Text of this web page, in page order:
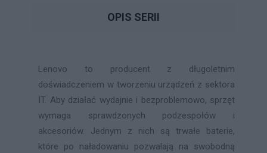
OPIS SERII
Lenovo to producent z długoletnim
doświadczeniem w tworzeniu urządzeń z sektora
IT. Aby działać wydajnie i bezproblemowo, sprzęt
wymaga sprawdzonych podzespołów i
akcesoriów. Jednym z nich są trwałe baterie,
które po naładowaniu pozwalają na swobodną